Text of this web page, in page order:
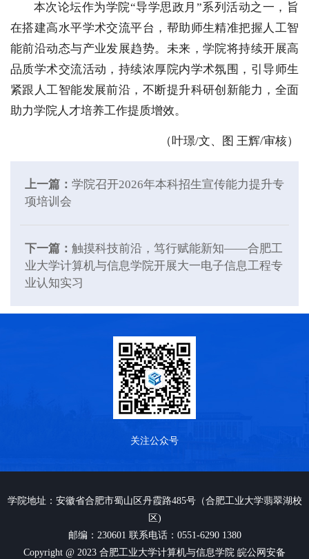
本次论坛作为学院“导学思政月”系列活动之一，旨
在搭建高水平学术交流平台，帮助师生精准把握人工智
能前沿动态与产业发展趋势。未来，学院将持续开展高
品质学术交流活动，持续浓厚院内学术氛围，引导师生
紧跟人工智能发展前沿，不断提升科研创新能力，全面
助力学院人才培养工作提质增效。
（叶璟/文、图 王辉/审核）
上一篇： 学院召开2026年本科招生宣传能力提升专
项培训会
下一篇： 触摸科技前沿，笃行赋能新知——合肥工
业大学计算机与信息学院开展大一电子信息工程专
业认知实习
关注公众号
学院地址：安徽省合肥市蜀山区丹霞路485号（合肥工业大学翡翠湖校
区)
邮编：230601 联系电话：0551-6290 1380
Copyright @ 2023 合肥工业大学计算机与信息学院 皖公网安备